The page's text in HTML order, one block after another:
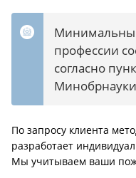
профессии
согласно
По запросу клиента
разработает
Мы учитываем ваши